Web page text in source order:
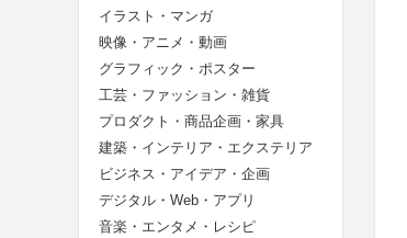
イラスト・マンガ
映像・アニメ・動画
グラフィック・ポスター
工芸・ファッション・雑貨
プロダクト・商品企画・家具
建築・インテリア・エクステリア
ビジネス・アイデア・企画
デジタル・Web・アプリ
音楽・エンタメ・レシピ